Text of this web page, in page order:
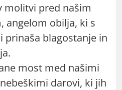
molitvi pred našim
angelom obilja, ki s
prinaša blagostanje in
most med našimi
darovi, ki jih